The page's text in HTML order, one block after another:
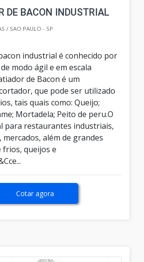
DE BACON INDUSTRIAL
/ SAO PAULO - SP
industrial é conhecido por
modo ágil e em escala
de Bacon é um
que pode ser utilizado
tais quais como: Queijo;
Mortadela; Peito de peru.O
para restaurantes industriais,
além de grandes
queijos e
Cotar agora